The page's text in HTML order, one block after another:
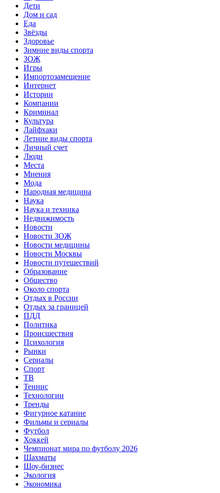
Дети
Дом и сад
Еда
Звёзды
Здоровье
Зимние виды спорта
ЗОЖ
Игры
Импортозамещение
Интернет
Истории
Компании
Криминал
Культура
Лайфхаки
Летние виды спорта
Личный счет
Люди
Места
Мнения
Мода
Народная медицина
Наука
Наука и техника
Недвижимость
Новости
Новости ЗОЖ
Новости медицины
Новости Москвы
Новости путешествий
Образование
Общество
Около спорта
Отдых в России
Отдых за границей
ПДД
Политика
Происшествия
Психология
Рынки
Сериалы
Спорт
ТВ
Теннис
Технологии
Тренды
Фигурное катание
Фильмы и сериалы
Футбол
Хоккей
Чемпионат мира по футболу 2026
Шахматы
Шоу-бизнес
Экология
Экономика